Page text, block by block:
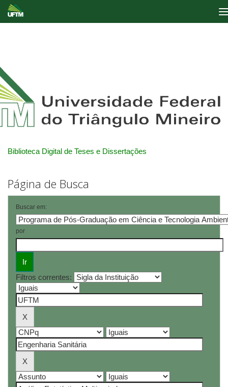
Biblioteca Digital de Teses e Dissertações
Página de Busca
Buscar em:
por
Filtros correntes: